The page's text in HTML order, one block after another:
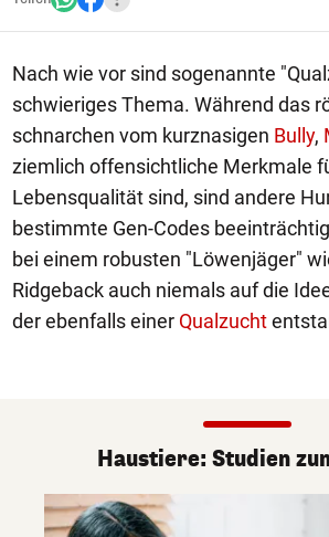
Nach wie vor sind sogenannte
schwieriges Thema. Während das
schnarchen vom kurznasigen Bully,
ziemlich offensichtliche Merkmale
Lebensqualität sind, sind andere
bestimmte Gen-Codes
bei einem robusten "Löwenjäger"
Ridgeback auch niemals auf die
der ebenfalls einer Qualzucht
Haustiere: Studien